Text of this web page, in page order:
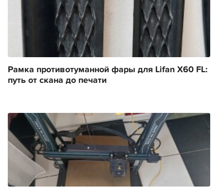
Рамка противотуманной фары для Lifan X60 FL:
путь от скана до печати